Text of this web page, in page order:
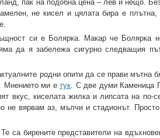
пак на подобна цена – лев и нещо.
не кисел и цялата бира е плътна,
си е Болярка. Макар че Болярка
да я забележа сигурно следващия
родни опити да се прави мътна
Мнението ми етук. С две думи Каменица
вкус, киселата жилка и липсата на по-
не вярвам аз, мълчи и стадионът.
са бирените представители на